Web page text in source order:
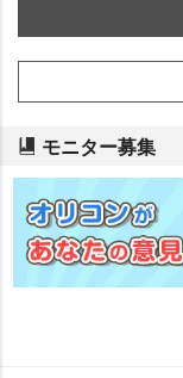
モニター募集